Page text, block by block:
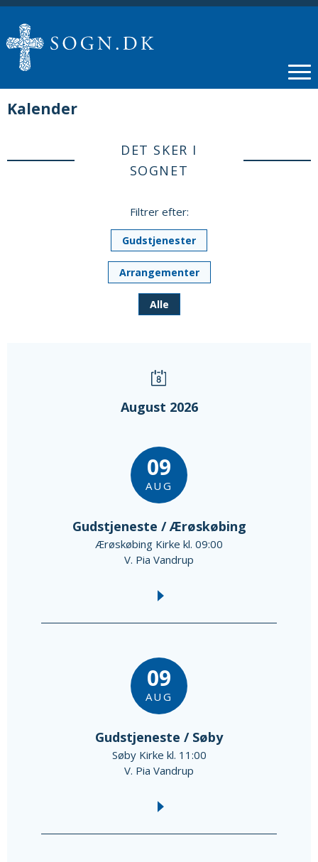
Kalender
DET SKER I
SOGNET
Filtrer efter:
Gudstjenester
Arrangementer
Alle
August 2026
09
AUG
Gudstjeneste / Ærøskøbing
Ærøskøbing Kirke kl. 09:00
V. Pia Vandrup
09
AUG
Gudstjeneste / Søby
Søby Kirke kl. 11:00
V. Pia Vandrup